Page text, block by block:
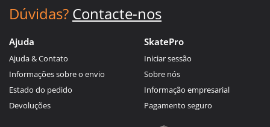
Dúvidas? Contacte-nos
Ajuda
Ajuda & Contato
Informações sobre o envio
Estado do pedido
Devoluções
SkatePro
Iniciar sessão
Sobre nós
Informação empresarial
Pagamento seguro